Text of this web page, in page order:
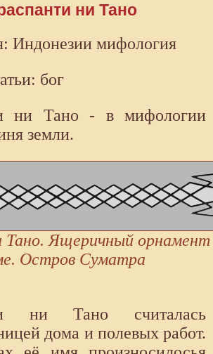
ни Тано
Индонезии мифология
бог
ни Тано - в мифологии
земли.
Тано. Ящеричный орнамент
Остров Суматра
ни Тано считалась
дома и полевых работ.